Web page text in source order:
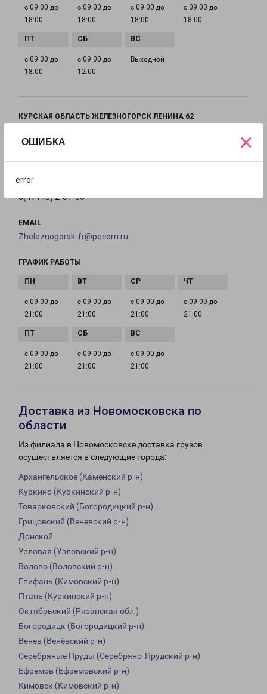
ОШИБКА
error
×
с 09:00 до
18:00
с 09:00 до
18:00
с 09:00 до
18:00
с 09:00 до
18:00
с 09:00 до
18:00
с 09:00 до
12:00
Выходной
КУРСКАЯ ОБЛАСТЬ ЖЕЛЕЗНОГОРСК ЛЕНИНА 62
ТЕЛЕФОН
8(47148) 2-01-06
EMAIL
Zheleznogorsk-fr@pecom.ru
ГРАФИК РАБОТЫ
с 09:00 до
21:00
с 09:00 до
21:00
с 09:00 до
21:00
с 09:00 до
21:00
с 09:00 до
21:00
с 09:00 до
21:00
с 09:00 до
21:00
Доставка из Новомосковска по
области
Из филиала в Новомосковске доставка грузов
осуществляется в следующие города:
Архангельское (Каменский р-н)
Куркино (Куркинский р-н)
Товарковский (Богородицкий р-н)
Грицовский (Веневский р-н)
Донской
Узловая (Узловский р-н)
Волово (Воловский р-н)
Епифань (Кимовский р-н)
Птань (Куркинский р-н)
Октябрьский (Рязанская обл.)
Богородицк (Богородицкий р-н)
Венев (Венёвский р-н)
Серебряные Пруды (Серебряно-Прудский р-н)
Ефремов (Ефремовский р-н)
Кимовск (Кимовский р-н)